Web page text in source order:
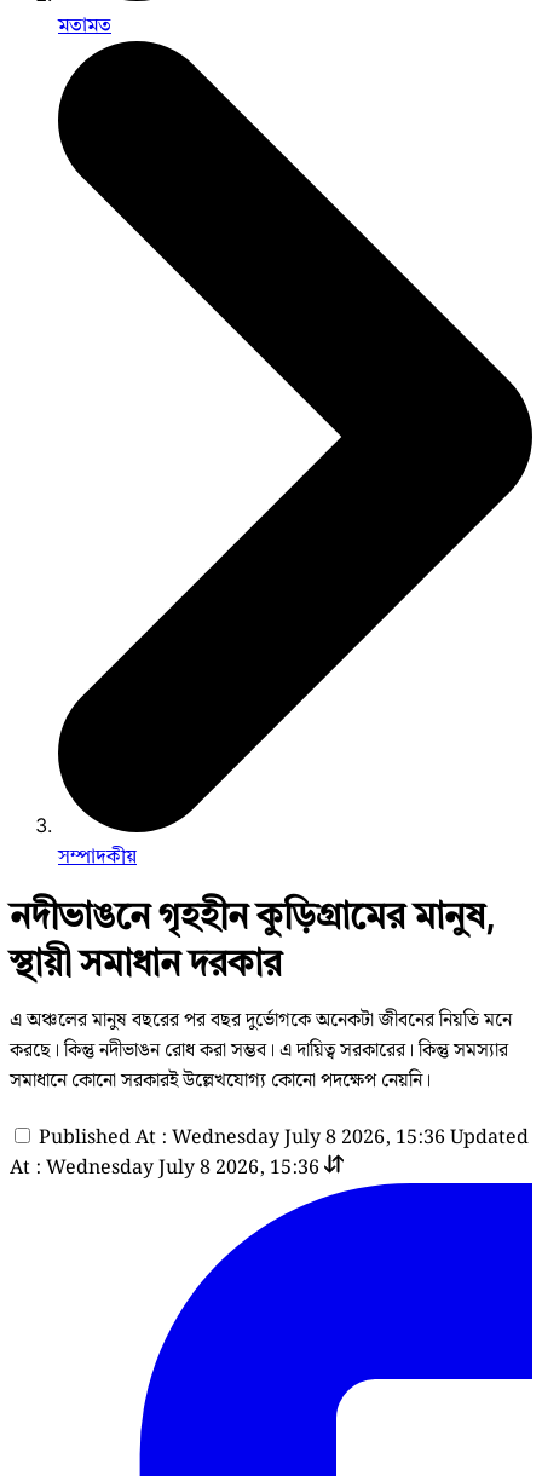
মতামত
সম্পাদকীয়
নদীভাঙনে গৃহহীন কুড়িগ্রামের মানুষ,
স্থায়ী সমাধান দরকার
এ অঞ্চলের মানুষ বছরের পর বছর দুর্ভোগকে অনেকটা জীবনের নিয়তি মনে
করছে। কিন্তু নদীভাঙন রোধ করা সম্ভব। এ দায়িত্ব সরকারের। কিন্তু সমস্যার
সমাধানে কোনো সরকারই উল্লেখযোগ্য কোনো পদক্ষেপ নেয়নি।
Published At : Wednesday July 8 2026, 15:36 Updated
At : Wednesday July 8 2026, 15:36